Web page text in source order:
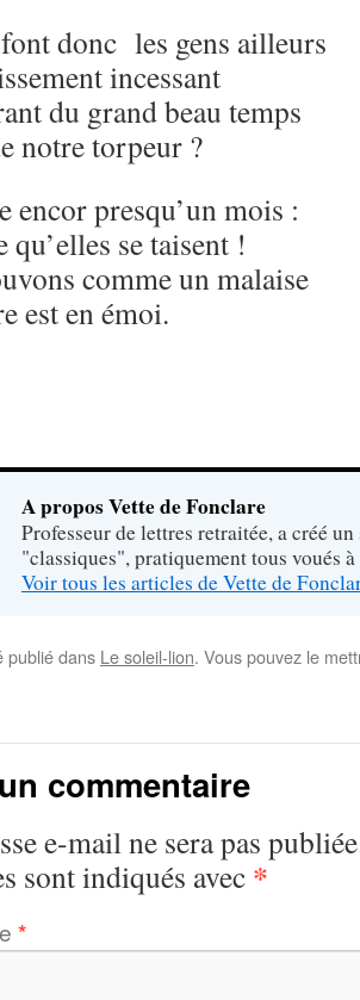
donc les gens ailleurs
incessant
du grand beau temps
notre torpeur ?
encor presqu’un mois :
se taisent !
comme un malaise
est en émoi.
A propos Vette de Fonclare
Professeur de lettres retraitée, a créé
"classiques", pratiquement tous voués
Voir tous les articles de Vette de
publié dans Le soleil-lion. Vous pouvez le
commentaire
e-mail ne sera pas
sont indiqués avec *
*